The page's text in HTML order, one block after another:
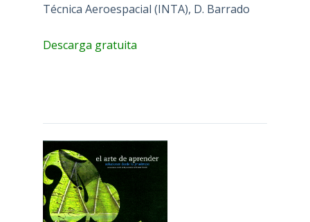
Técnica Aeroespacial (INTA), D. Barrado
Descarga gratuita